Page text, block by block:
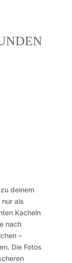
deinem
als
Kacheln
nach
–
Die Fotos